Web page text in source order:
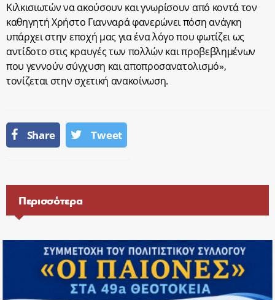
Κιλκισιωτών να ακούσουν και γνωρίσουν από κοντά τον
καθηγητή Χρήστο Γιανναρά φανερώνει πόση ανάγκη
υπάρχει στην εποχή μας για ένα λόγο που φωτίζει ως
αντίδοτο στις κραυγές των πολλών και προβεβλημένων
που γεννούν σύγχυση και αποπροσανατολισμό»,
τονίζεται στην σχετική ανακοίνωση.
Share Tweet
Περισσότερα